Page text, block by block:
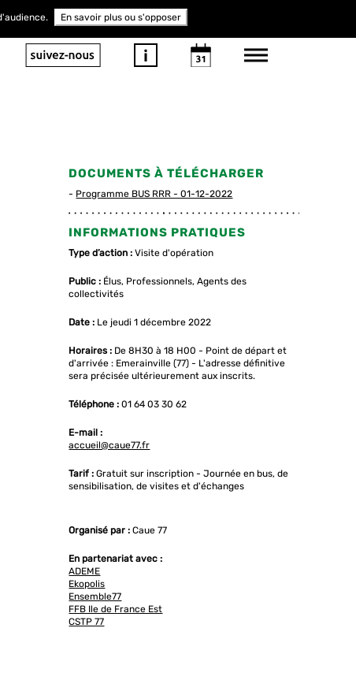
DOCUMENTS À TÉLÉCHARGER
Programme BUS RRR - 01-12-2022
INFORMATIONS PRATIQUES
Type d’action : Visite d'opération
Public : Élus, Professionnels, Agents des
collectivités
Date : Le jeudi 1 décembre 2022
Horaires : De 8H30 à 18 H00 - Point de départ et
d'arrivée : Emerainville (77) - L'adresse définitive
sera précisée ultérieurement aux inscrits.
Téléphone : 01 64 03 30 62
E-mail :
accueil@caue77.fr
Tarif : Gratuit sur inscription - Journée en bus, de
sensibilisation, de visites et d'échanges
Organisé par : Caue 77
En partenariat avec :
ADEME
Ekopolis
Ensemble77
FFB Ile de France Est
CSTP 77
En savoir plus ou s'opposer